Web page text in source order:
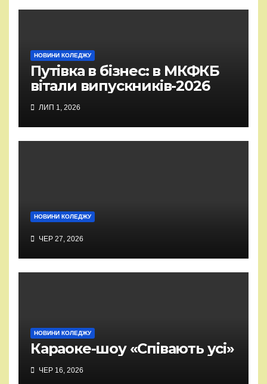
НОВИНИ КОЛЕДЖУ
Путівка в бізнес: в МКФКБ
вітали випускників-2026
ЛИП 1, 2026
НОВИНИ КОЛЕДЖУ
ЧЕР 27, 2026
НОВИНИ КОЛЕДЖУ
Караоке-шоу «Співають усі»
ЧЕР 16, 2026